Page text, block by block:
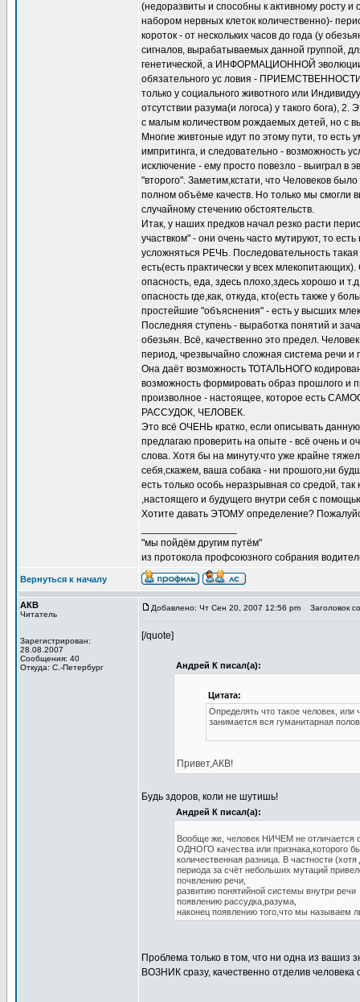
(недоразвиты и способны к активному росту
набором нервных клеток количественно)-
короток - от нескольких часов до года (у
сигналов, вырабатываемых данной группой,
генетической, а ИНФОРМАЦИОННОЙ эволюции
обязательного ус ловия -
только у социального животного или
отсутствии разума(и логоса) у такого бога),
с малым количеством рождаемых детей, но с
Многие живтоные идут по этому пути, то
импритинга, и следовательно - возможность
исключение - ему просто повезло - выиграл в
"второго". Заметим,кстати, что Человеков
полном объёме качеств. Но только мы смогли
случайному стечению обстоятельств.
Итак, у наших предков начал резко расти
участвком" - они очень часто мутируют, то
усложняться РЕЧЬ. Последовательность
есть(есть практически у всех
опасность, еда, здесь плохо,здесь хорошо и
опасность где,как, откуда, кто(есть также у
простейшие "объяснения" - есть у высших
Последняя ступень - выработка понятий и
обезьян. Всё, качественно это предел.
период, чрезвычайно сложная система речи и
Она даёт возможность ТОТАЛЬНОГО
возможность формировать образ прошлого и
произволное - настоящее, которое есть
РАССУДОК, ЧЕЛОВЕК.
Это всё ОЧЕНЬ кратко, если описывать
предлагаю проверить на опыте - всё очень и
слова. Хотя бы на минуту.что уже крайне
себя,скажем, ваша собака - ни прошого,ни
есть только особь неразрывная со средой,
,настоящего и будущего внутри себя с
Хотите давать ЭТОМУ определение?
"мы пойдём другим путём"
из протокола профсоюзного собрания
Вернуться к началу
АКВ
Читатель
Зарегистрирован:
28.08.2007
Сообщения: 40
Откуда: С.-Петербург
Добавлено: Чт Сен 20, 2007 12:56 pm Заголовок
[/quote]
Андрей К писал(а):
Цитата:
Определять что такое человек,
занимается вся гуманитарная
Привет,АКВ!
Будь здоров, коли не шутишь!
Андрей К писал(а):
Вообще же, человек НИЧЕМ не отличается
ОДНОГО качества или признака,которого
количественная разница. В частности
периода за счёт небольших мутаций
почвлению речи,
развитию понятийной системы внутри речи
появлению рассудка,разума,
наконец появлению того,что мы называем
Проблема только в том, что ни одна из
ВОЗНИК сразу, качественно отделив человека